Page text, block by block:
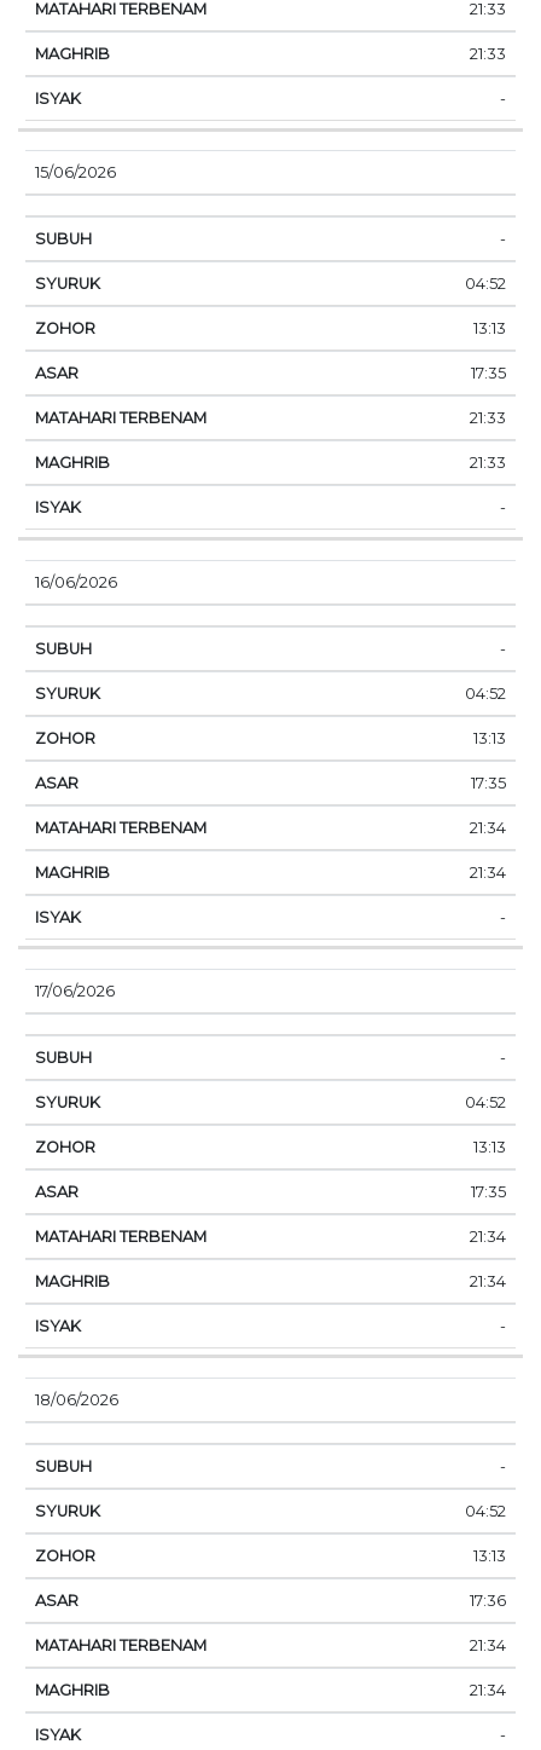
21:33
21:33
-
15/06/2026
-
04:52
13:13
17:35
21:33
21:33
-
16/06/2026
-
04:52
13:13
17:35
21:34
21:34
-
17/06/2026
-
04:52
13:13
17:35
21:34
21:34
-
18/06/2026
-
04:52
13:13
17:36
21:34
21:34
-